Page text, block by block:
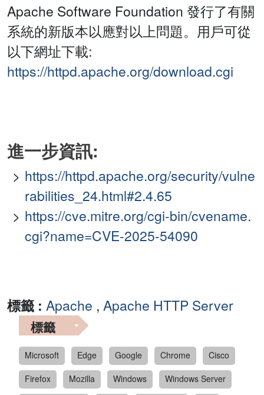
Apache Software Foundation 發行了有關
系統的新版本以應對以上問題。用戶可從
以下網址下載:
https://httpd.apache.org/download.cgi
進一步資訊:
https://httpd.apache.org/security/vulne
rabilities_24.html#2.4.65
https://cve.mitre.org/cgi-bin/cvename.
cgi?name=CVE-2025-54090
標籤 : Apache , Apache HTTP Server
標籤
Microsoft Edge Google Chrome
Cisco
Firefox
Mozilla Windows
Windows Server